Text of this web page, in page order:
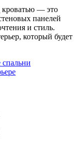
кроватью — это
панелей
и стиль.
который будет
спальни